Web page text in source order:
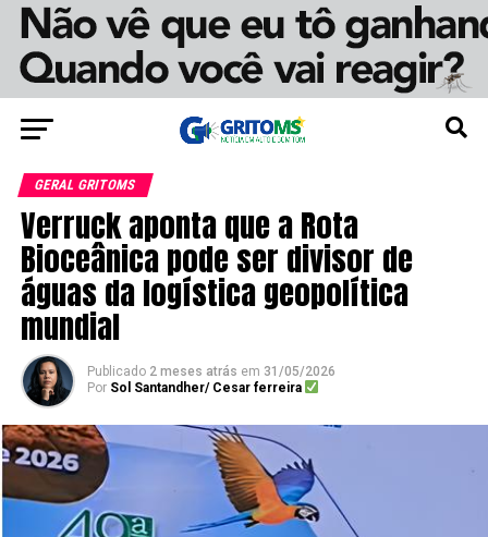
GERAL GRITOMS
Verruck aponta que a Rota
Bioceânica pode ser divisor de
águas da logística geopolítica
mundial
Publicado 2 meses atrás em 31/05/2026
Por Sol Santandher/ Cesar ferreira